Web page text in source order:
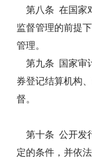
第八条 在国家
监督管理的前提
管理。
第九条 国家审
券登记结算机构
督。
第十条 公开发
定的条件，并依